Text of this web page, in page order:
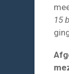
15